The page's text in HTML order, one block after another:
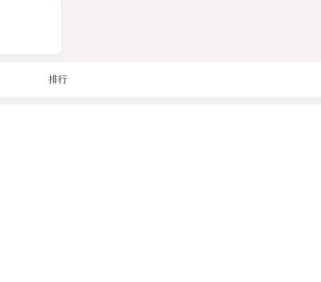
排行